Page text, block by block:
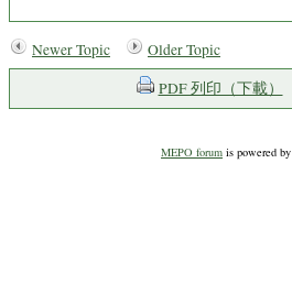
Newer Topic
Older Topic
PDF 列印（下載）
MEPO forum is powered by